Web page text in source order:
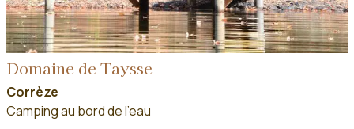
Domaine de Taysse
Corrèze
Camping au bord de l'eau